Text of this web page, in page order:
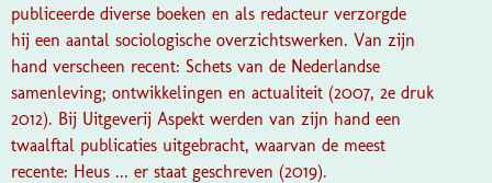
publiceerde diverse boeken en als redacteur verzorgde
hij een aantal sociologische overzichtswerken. Van zijn
hand verscheen recent: Schets van de Nederlandse
samenleving; ontwikkelingen en actualiteit (2007, 2e druk
2012). Bij Uitgeverij Aspekt werden van zijn hand een
twaalftal publicaties uitgebracht, waarvan de meest
recente: Heus ... er staat geschreven (2019).